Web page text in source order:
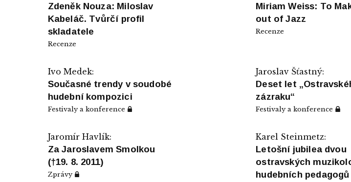
Zdeněk Nouza: Miloslav
Kabeláč. Tvůrčí profil
skladatele
Recenze
Miriam Weiss: To
out of Jazz
Recenze
Ivo Medek:
Současné trendy v soudobé
hudební kompozici
Festivaly a konference
Jaroslav Šťastný:
Deset let
zázraku“
Festivaly a konference
Jaromír Havlík:
Za Jaroslavem Smolkou
(†19. 8. 2011)
Zprávy
Karel Steinmetz:
Letošní jubilea dvou
ostravských
hudebních pedagogů